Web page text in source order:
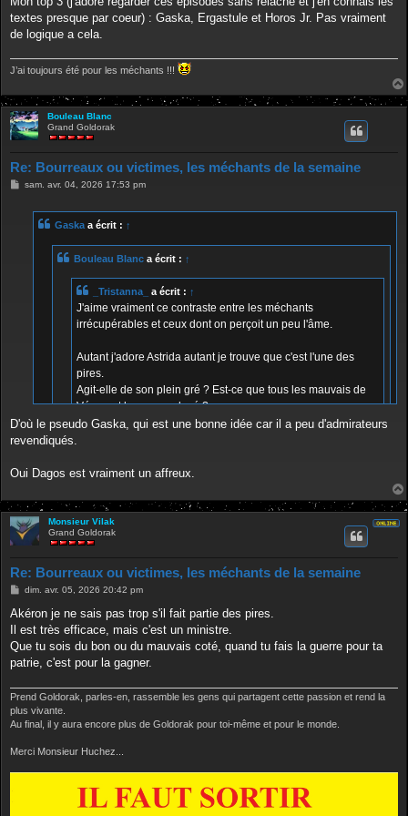
textes presque par coeur) : Gaska, Ergastule et Horos Jr. Pas vraiment
de logique a cela.
J’ai toujours été pour les méchants !!!
Bouleau Blanc
Grand Goldorak
Re: Bourreaux ou victimes, les méchants de la semaine
Msam. avr. 04, 2026 17:53 pm
Gaskaa écrit : ↑
Bouleau Blanc a écrit : ↑
_Tristanna_ a écrit : ↑
J'aime vraiment ce contraste entre les méchants
irrécupérables et ceux dont on perçoit un peu l'âme.
Autant j'adore Astrida autant je trouve que c'est l'une des
pires.
Agit-elle de son plein gré ? Est-ce que tous les mauvais de
Véga ont le cerveau lavé ?
Gaska c'est le gars avec un égo surdimensionné mais pas si
comique.
Je suis 100% d'accord. La mort d'Atlas, fortement facilitée par une
conscience, déjà manifesté par le renoncement à tuer Mizar, est
émouvante.
Quant à Gaska, le message qui est passé clairement,
consciemment ou non, est le caractère dérisoire et même comique
de l'orgueil et de la course aux honneurs.
Dans tous les cas, faire passer ces messages à la jeunesse est
utile, sain, bénéfique pour faire grandir l'âme des enfants, qui
doivent aussi apprendre que nous ne vivons pas dans le monde
conscience peut toujours grandement retourner les situations.
J'ai surtout été marque par le fait qu'il s'est tué lui-meme (je n'avais pas
D'où le pseudo Gaska, qui est une bonne idée car il a peu d'admirateurs
revendiqués.
Oui Dagos est vraiment un affreux.
Monsieur Vilak
Grand Goldorak
Re: Bourreaux ou victimes, les méchants de la semaine
M
s
a
g
dim. avr. 05, 2026 20:42 pm
Akéron je ne sais pas trop s'il fait partie des pires.
Il est très efficace, mais c'est un ministre.
Que tu sois du bon ou du mauvais coté, quand tu fais la guerre pour ta
patrie, c'est pour la gagner.
Prend Goldorak, parles-en, rassemble les gens qui partagent cette passion et rend la
plus vivante.
Au final, il y aura encore plus de Goldorak pour toi-même et pour le monde.
Merci Monsieur Huchez...